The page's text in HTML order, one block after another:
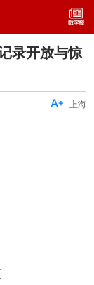
录开放与惊
上海
